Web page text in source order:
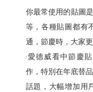
你最常使用的貼圖
等，各種貼圖都有
通，節慶時，大家
·愛德威看中節慶
作，特別在年底替
話題，大幅增加用